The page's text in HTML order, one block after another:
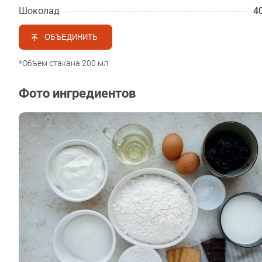
Шоколад
ОБЪЕДИНИТЬ
*Объем стакана 200 мл
Фото ингредиентов